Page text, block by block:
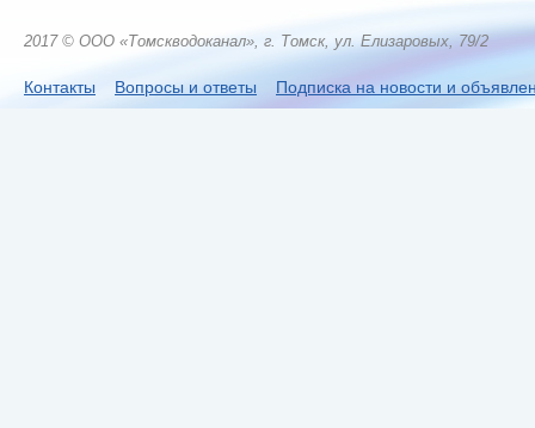
2017 © ООО «Томскводоканал», г. Томск, ул. Елизаровых, 79/2
Контакты Вопросы и ответы Подписка на новости и